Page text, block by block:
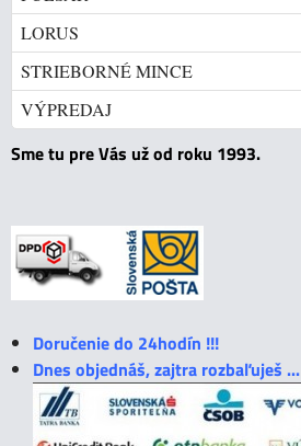
LORUS
STRIEBORNÉ MINCE
VÝPREDAJ
Sme tu pre Vás už od roku 1993.
Doručenie do 24hodín !!!
Dnes objednáš, zajtra rozbaľuješ ...